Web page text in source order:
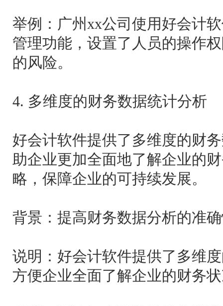
举例：广州xx公司使用好会计
管理功能，设置了人员的操作
的风险。
4. 多维度的财务数据统计分析
好会计软件提供了多维度的财
助企业更加全面地了解企业的
略，保障企业的可持续发展。
背景：提高财务数据分析的准
说明：好会计软件提供了多维
方便企业全面了解企业的财务